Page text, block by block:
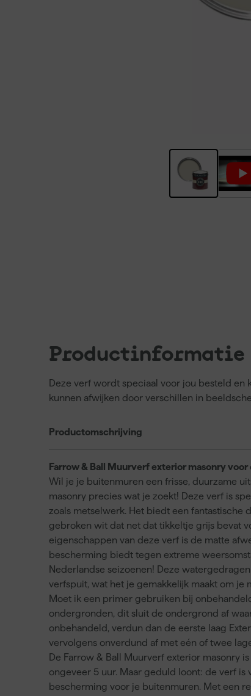
Productinformatie
Deze verf wordt speciaal voor jou besteld
kunnen afwijken door verschillen in
Productomschrijving
Farrow & Ball Muurverf exterior masonry
Wil je je buitenmuren een frisse, duurzame
masonry precies wat je zoekt! Deze verf is
zoals metselwerk. Het biedt een fantastische
gebroken wit dat net dat tikkeltje grijs bevat
eigenschappen van deze verf is de matte
bescherming biedt tegen extreme
Nederlandse seizoenen! Deze
verfspuit, wat het je gemakkelijk maakt om je
Moet ik een primer gebruiken bij
ondergronden, dit sluit de ondergrond af
onbehandeld, verdun dan de eerste laag
vervolgens onverdund af met eén of twee
De Farrow & Ball Muurverf exterior masonry
ongeveer 5 uur. Maar geduld loont: de verf
bescherming voor je buitenmuren. Met een